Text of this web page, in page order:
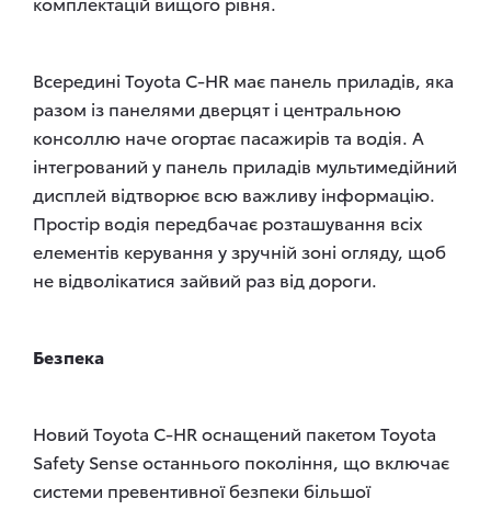
Всередині Toyota C-HR має панель приладів, яка
разом із панелями дверцят і центральною
консоллю наче огортає пасажирів та водія. А
інтегрований у панель приладів мультимедійний
дисплей відтворює всю важливу інформацію.
Простір водія передбачає розташування всіх
елементів керування у зручній зоні огляду, щоб
не відволікатися зайвий раз від дороги.
Безпека
Новий Toyota C-HR оснащений пакетом Toyota
Safety Sense останнього покоління, що включає
системи превентивної безпеки більшої